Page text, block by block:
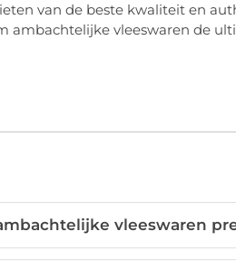
van de beste kwaliteit en
ambachtelijke vleeswaren de
vleeswaren